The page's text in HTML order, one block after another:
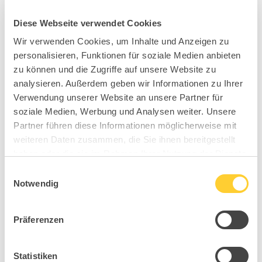
Diese Webseite verwendet Cookies
Wir verwenden Cookies, um Inhalte und Anzeigen zu
personalisieren, Funktionen für soziale Medien anbieten
zu können und die Zugriffe auf unsere Website zu
analysieren. Außerdem geben wir Informationen zu Ihrer
Verwendung unserer Website an unsere Partner für
soziale Medien, Werbung und Analysen weiter. Unsere
Partner führen diese Informationen möglicherweise mit
weiteren Daten zusammen, die Sie ihnen bereitgestellt
Notwendig
Präferenzen
Statistiken